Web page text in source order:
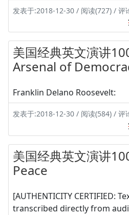
发表于:2018-12-30 / 阅读(727) / 评
美国经典英文演讲
Arsenal of
Franklin Delano Roosevelt:
发表于:2018-12-30 / 阅读(584) / 评
美国经典英文演讲
Peace
[AUTHENTICITY CERTIFIED:
transcribed directly from